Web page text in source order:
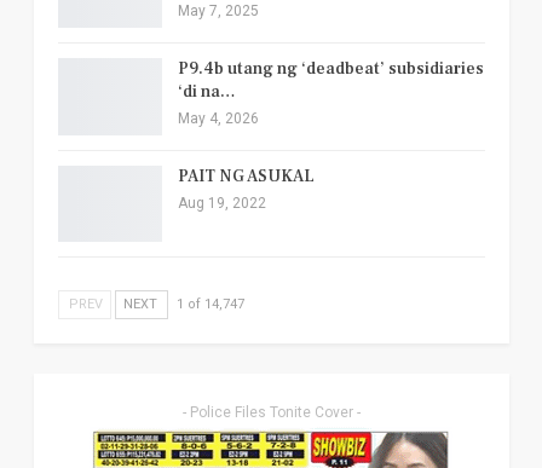
May 7, 2025
P9.4b utang ng ‘deadbeat’ subsidiaries
‘di na…
May 4, 2026
PAIT NG ASUKAL
Aug 19, 2022
PREV NEXT 1 of 14,747
- Police Files Tonite Cover -